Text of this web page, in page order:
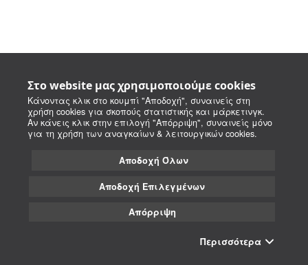
Στο website μας χρησιμοποιούμε cookies
Κάνοντας κλικ στο κουμπί "Αποδοχή", συναινείς στη
χρήση cookies για σκοπούς στατιστικής και μάρκετινγκ.
Αν κάνεις κλικ στην επιλογή "Απόρριψη", συναινείς μόνο
για τη χρήση των αναγκαίων & λειτουργικών cookies.
Αποδοχή Όλων
Αποδοχή Επιλεγμένων
Απόρριψη
Περισσότερα